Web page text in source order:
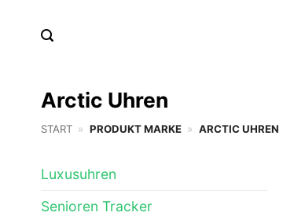
Arctic Uhren
START » PRODUKT MARKE » ARCTIC UHREN
Luxusuhren
Senioren Tracker